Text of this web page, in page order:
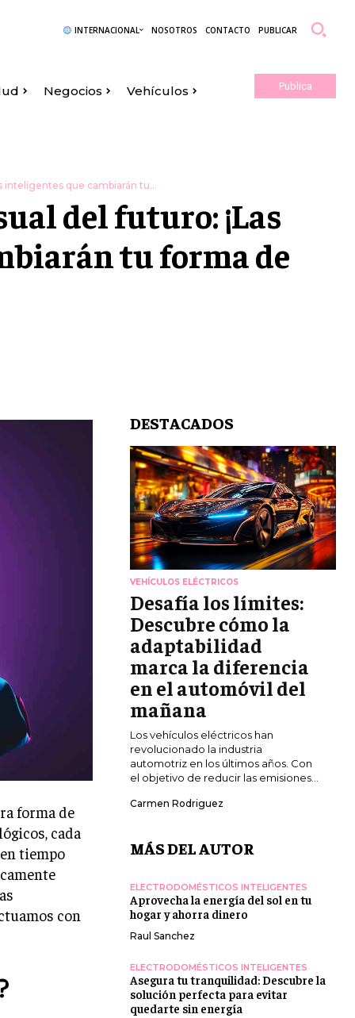
INTERNACIONAL NOSOTROS CONTACTO PUBLICAR
Negocios Vehículos Publica
inteligentes que cambiarán tu...
del futuro: ¡Las
tu forma de
forma de
cada
tiempo
con
DESTACADOS
VEHÍCULOS ELÉCTRICOS
Desafía los límites:
Descubre cómo la
adaptabilidad
marca la diferencia
en el automóvil del
mañana
Los vehículos eléctricos han
revolucionado la industria
automotriz en los últimos años. Con
el objetivo de reducir las emisiones...
Carmen Rodriguez
MÁS DEL AUTOR
ELECTRODOMÉSTICOS INTELIGENTES
Aprovecha la energía del sol en tu
hogar y ahorra dinero
Raul Sanchez
ELECTRODOMÉSTICOS INTELIGENTES
Asegura tu tranquilidad: Descubre la
solución perfecta para evitar
quedarte sin energía